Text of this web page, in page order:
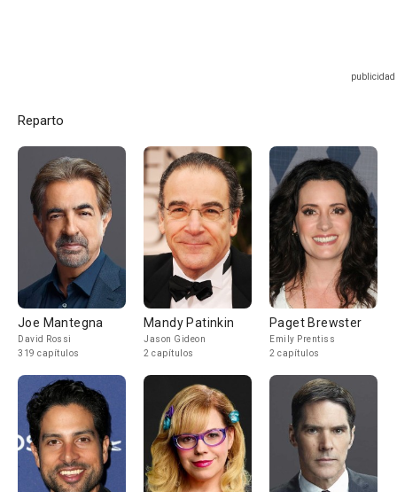
Reparto
Joe Mantegna
David Rossi
319 capítulos
Mandy Patinkin
Jason Gideon
2 capítulos
Paget Brewster
Emily Prentiss
2 capítulos